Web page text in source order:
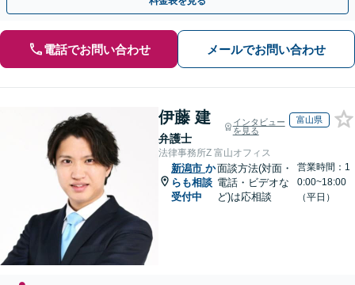
電話でお問い合わせ メールでお問い合わせ
伊藤 建
弁護士
インタビュー
を見る
富山県
法律事務所Z 富山オフィス
新潟市 か
らも相談
受付中
面談方法(対面・
電話・ビデオな
ど)は応相談
営業時間：1
0:00~18:00
（平日）